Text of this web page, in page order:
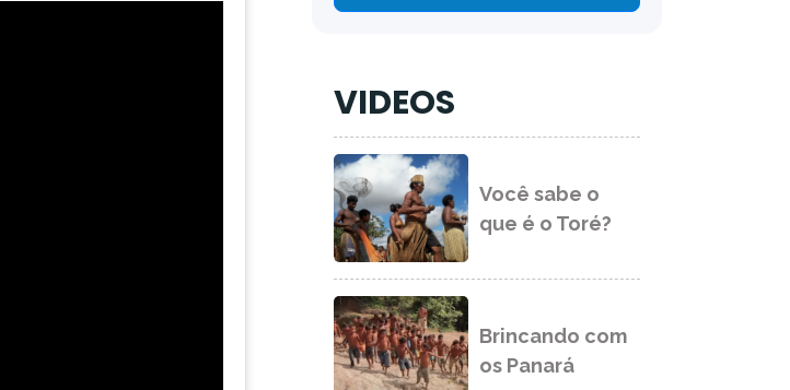
VIDEOS
Você sabe o
que é o Toré?
Brincando com
os Panará